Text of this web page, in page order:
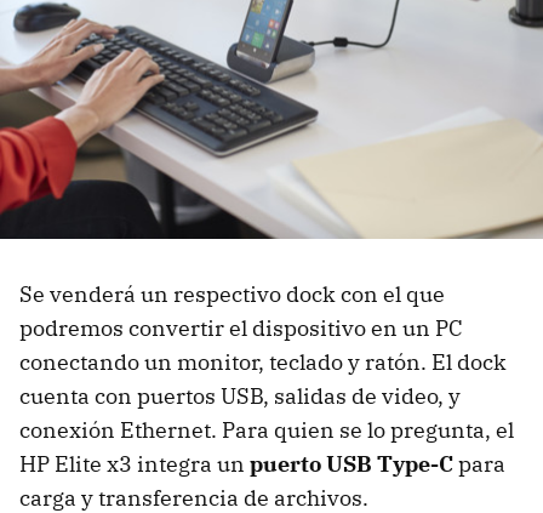
Se venderá un respectivo dock con el que
podremos convertir el dispositivo en un PC
conectando un monitor, teclado y ratón. El dock
cuenta con puertos USB, salidas de video, y
conexión Ethernet. Para quien se lo pregunta, el
HP Elite x3 integra un puerto USB Type-Cpara
carga y transferencia de archivos.